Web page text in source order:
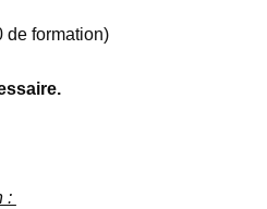
de formation)
: